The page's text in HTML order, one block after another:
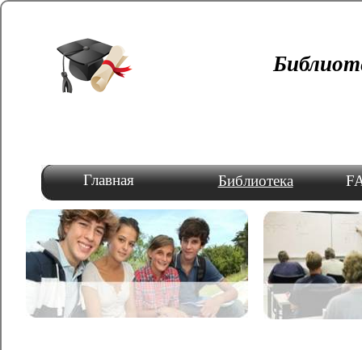
Главная Библиотека